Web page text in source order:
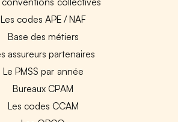
Les codes APE / NAF
Base des métiers
assureurs partenaires
Le PMSS par année
Bureaux CPAM
Les codes CCAM